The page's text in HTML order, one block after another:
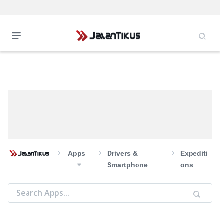
Apps
Drivers &
Smartphone
Expediti
ons